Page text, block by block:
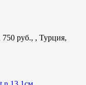
руб., , Турция,